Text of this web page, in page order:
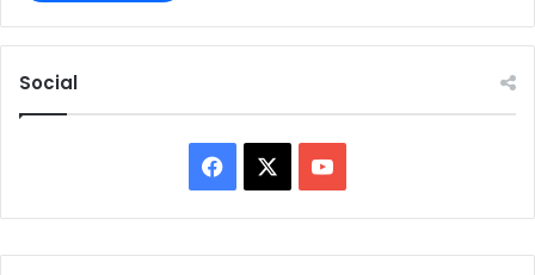
Social
a
c
o
u